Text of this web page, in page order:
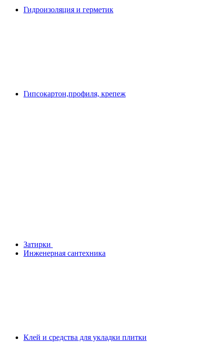
Гидроизоляция и герметик
Гипсокартон,профиля, крепеж
Затирки
Инженерная сантехника
Клей и средства для укладки плитки